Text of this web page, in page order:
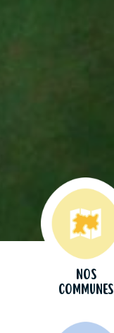
Nos
communes